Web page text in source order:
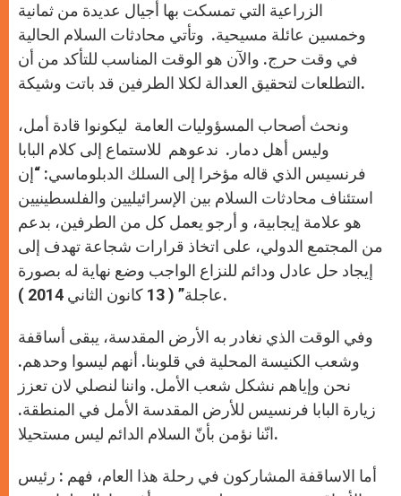
الزراعية التي تمسكت بها أجيال عديدة من ثمانية
وخمسين عائلة مسيحية. وتأتي محادثات السلام الحالية
في وقت حرج. والآن هو الوقت المناسب للتأكد من أن
التطلعات لتحقيق العدالة لكلا الطرفين قد باتت وشيكة.
ونحث أصحاب المسؤوليات العامة ليكونوا قادة أمل،
وليس أهل دمار. ندعوهم للاستماع إلى كلام البابا
فرنسيس الذي قاله مؤخرا إلى السلك الدبلوماسي: “إن
استئناف محادثات السلام بين الإسرائيليين والفلسطينيين
هو علامة إيجابية، و أرجو يعمل كل من الطرفين، بدعم
من المجتمع الدولي، على اتخاذ قرارات شجاعة تهدف إلى
إيجاد حل عادل ودائم للنزاع الواجب وضع نهاية له بصورة
عاجلة” ( 13 كانون الثاني 2014 ).
وفي الوقت الذي نغادر به الأرض المقدسة، يبقى أساقفة
وشعب الكنيسة المحلية في قلوبنا. أنهم ليسوا وحدهم.
نحن وإياهم نشكل شعب الأمل. واننا لنصلي لان تعزز
زيارة البابا فرنسيس للأرض المقدسة الأمل في المنطقة.
انّنا نؤمن بأنّ السلام الدائم ليس مستحيلا.
أما الاساقفة المشاركون في رحلة هذا العام، فهم : رئيس